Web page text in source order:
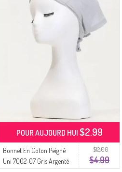
$12.00
$4.99
Bonnet En Coton Peigné
Uni 7002-07 Gris Argenté
POUR AUJOURD HUI $2.99